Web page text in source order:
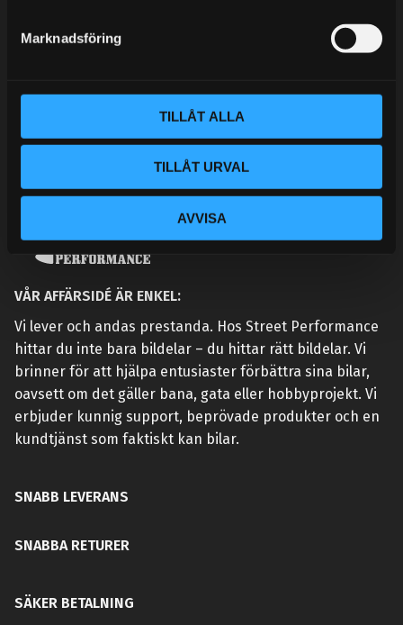
Marknadsföring
TILLÅT ALLA
TILLÅT URVAL
AVVISA
VÅR AFFÄRSIDÉ ÄR ENKEL:
Vi lever och andas prestanda. Hos Street Performance
hittar du inte bara bildelar – du hittar rätt bildelar. Vi
brinner för att hjälpa entusiaster förbättra sina bilar,
oavsett om det gäller bana, gata eller hobbyprojekt. Vi
erbjuder kunnig support, beprövade produkter och en
kundtjänst som faktiskt kan bilar.
SNABB LEVERANS
SNABBA RETURER
SÄKER BETALNING